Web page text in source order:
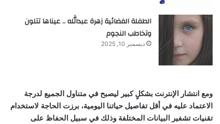
الطفلة الفضائية زهرة عبدالله .. عيناها تتلون
وتخاطب النجوم
ديسمبر 10, 2025
ومع انتشار الإنترنت بشكلٍ كبير ليصبح في متناول الجميع لدرجة
الاعتماد عليه في أقل تفاصيل حياتنا اليومية، برزت الحاجة لاستخدام
تقنيات تشفير البيانات المختلفة وذلك في سبيل الحفاظ على